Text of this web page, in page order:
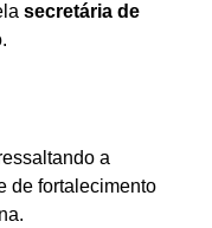
secretária de
a
de fortalecimento